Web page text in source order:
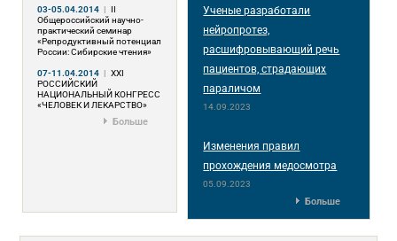
03-05.04.2014 | II
Общероссийский научно-
практический семинар
«Репродуктивный потенциал
России: Сибирские чтения»
07-11.04.2014 | XXI
РОССИЙСКИЙ
НАЦИОНАЛЬНЫЙ КОНГРЕСС
«ЧЕЛОВЕК И ЛЕКАРСТВО»
Больше
Ученые разработали
нейропротез,
расшифровывающий речь
пациентов, страдающих
параличом
14.09.2023
Изменения правил
прохождения медосмотра
05.09.2023
Больше